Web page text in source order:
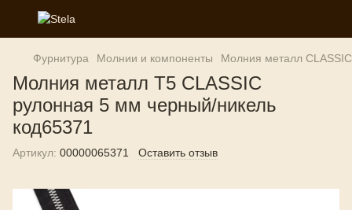
Фурнитура Молнии и компоненты Молния металл CLASSIC
Молния металл T5 CLASSIC
рулонная 5 мм черный/никель
код65371
Артикул: 00000065371 Оставить отзыв